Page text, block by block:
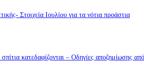
Στοιχεία Ιουλίου για τα νότια προάστια
κατεδαφίζονται – Οδηγίες αποζημίωσης από